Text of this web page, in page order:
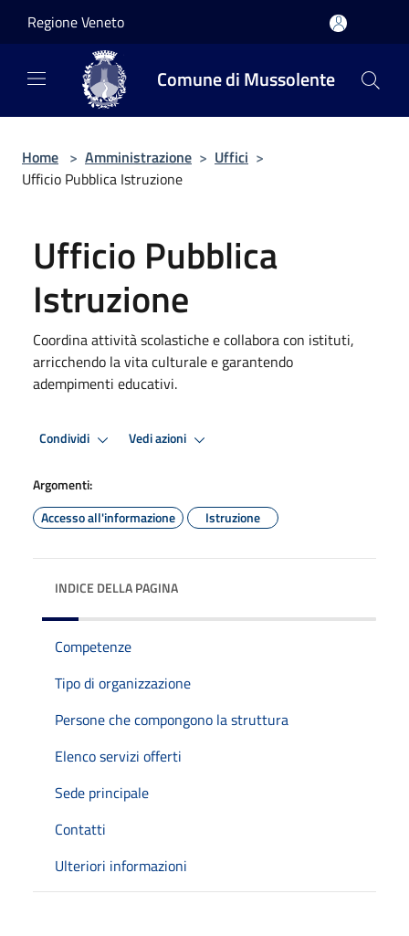
Regione Veneto
Comune di Mussolente
Home > Amministrazione > Uffici >
Ufficio Pubblica Istruzione
Ufficio Pubblica
Istruzione
Coordina attività scolastiche e collabora con istituti,
arricchendo la vita culturale e garantendo
adempimenti educativi.
Condividi Vedi azioni
Argomenti:
Accesso all'informazione
Istruzione
INDICE DELLA PAGINA
Competenze
Tipo di organizzazione
Persone che compongono la struttura
Elenco servizi offerti
Sede principale
Contatti
Ulteriori informazioni